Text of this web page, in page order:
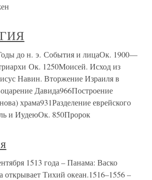
до н. э. События и лицаОк. 1900—
Ок. 1250Моисей. Исход из
Навин. Вторжение Израиля в
Давида966Построение
храма931Разделение еврейского
и ИудеюОк. 850Пророк
1513 года – Панама: Васко
открывает Тихий океан.1516–1556 –